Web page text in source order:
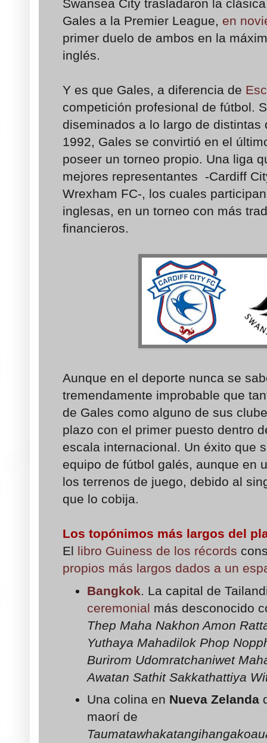
Swansea City trasladaron la
Gales a la Premier League, en
primer duelo de ambos en la
inglés.
Y es que Gales, a diferencia de
competición profesional de fútbol.
diseminados a lo largo de distintas
1992, Gales se convirtió en el
poseer un torneo propio. Una liga
mejores representantes -Cardiff
Wrexham FC-, los cuales
inglesas, en un torneo con más
financieros.
Aunque en el deporte nunca se
tremendamente improbable que
de Gales como alguno de sus
plazo con el primer puesto dentro
escala internacional. Un éxito que
equipo de fútbol galés, aunque en
los terrenos de juego, debido al
que lo cobija.
Los topónimos más largos del
El libro Guiness de los récords
propios más largos dados a un
Bangkok. La capital de
ceremonial más desconocido
Thep Maha Nakhon Amon
Yuthaya Mahadilok Phop
Burirom Udomratchaniwet
Awatan Sathit Sakkathattiya
Una colina en Nueva Zelanda
maorí de